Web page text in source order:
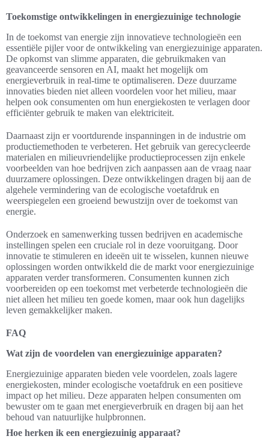
Toekomstige ontwikkelingen in energiezuinige technologie
In de toekomst van energie zijn innovatieve technologieën een
essentiële pijler voor de ontwikkeling van energiezuinige apparaten.
De opkomst van slimme apparaten, die gebruikmaken van
geavanceerde sensoren en AI, maakt het mogelijk om
energieverbruik in real-time te optimaliseren. Deze duurzame
innovaties bieden niet alleen voordelen voor het milieu, maar
helpen ook consumenten om hun energiekosten te verlagen door
efficiënter gebruik te maken van elektriciteit.
Daarnaast zijn er voortdurende inspanningen in de industrie om
productiemethoden te verbeteren. Het gebruik van gerecycleerde
materialen en milieuvriendelijke productieprocessen zijn enkele
voorbeelden van hoe bedrijven zich aanpassen aan de vraag naar
duurzamere oplossingen. Deze ontwikkelingen dragen bij aan de
algehele vermindering van de ecologische voetafdruk en
weerspiegelen een groeiend bewustzijn over de toekomst van
energie.
Onderzoek en samenwerking tussen bedrijven en academische
instellingen spelen een cruciale rol in deze vooruitgang. Door
innovatie te stimuleren en ideeën uit te wisselen, kunnen nieuwe
oplossingen worden ontwikkeld die de markt voor energiezuinige
apparaten verder transformeren. Consumenten kunnen zich
voorbereiden op een toekomst met verbeterde technologieën die
niet alleen het milieu ten goede komen, maar ook hun dagelijks
leven gemakkelijker maken.
FAQ
Wat zijn de voordelen van energiezuinige apparaten?
Energiezuinige apparaten bieden vele voordelen, zoals lagere
energiekosten, minder ecologische voetafdruk en een positieve
impact op het milieu. Deze apparaten helpen consumenten om
bewuster om te gaan met energieverbruik en dragen bij aan het
behoud van natuurlijke hulpbronnen.
Hoe herken ik een energiezuinig apparaat?